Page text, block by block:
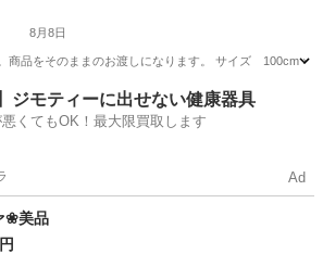
8月8日
商品をそのままのお渡しになります。 サイズ 100cm
ミラー/鏡
ジモティーに出せない健康器具
くてもOK！最大限買取します
Ad
❀美品